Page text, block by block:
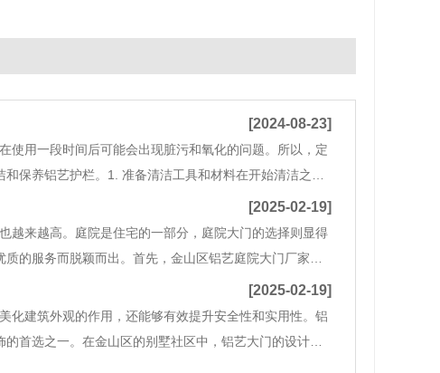
[2024-08-23]
使用一段时间后可能会出现脏污和氧化的问题。所以，定
保养铝艺护栏。1. 准备清洁工具和材料在开始清洁之
温水、毛巾和保护喷剂。确保这些工具和材料在清洁过
[2025-02-19]
越来越高。庭院是住宅的一部分，庭院大门的选择则显得
的服务而脱颖而出。首先，金山区铝艺庭院大门厂家拥
欧式风格，都能够满足顾客的要求。其次，厂家拥有先
[2025-02-19]
化建筑外观的作用，还能够有效提升安全性和实用性。铝
首选之一。在金山区的别墅社区中，铝艺大门的设计多